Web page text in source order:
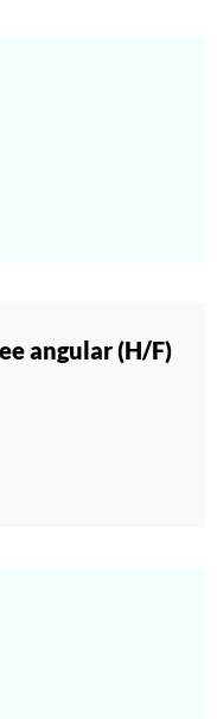
angular (H/F)